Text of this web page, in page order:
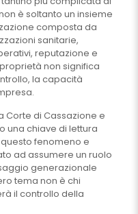
è soltanto un insieme
composta da
sanitarie,
reputazione e
non significa
la capacità
Corte di Cassazione e
una chiave di lettura
fenomeno e
ad assumere un ruolo
generazionale
tema non è chi
il controllo della